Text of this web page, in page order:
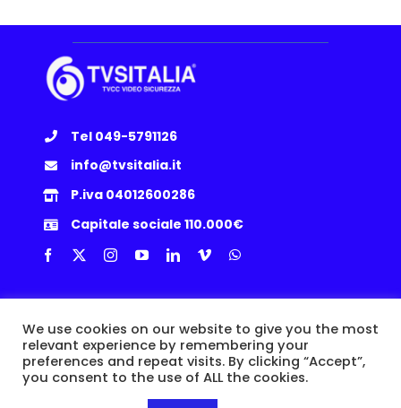
Tel 049-5791126
info@tvsitalia.it
P.iva 04012600286
Capitale sociale 110.000€
Privacy Policy|Cookie |Termini e Condizioni |Politica Resi
We use cookies on our website to give you the most
relevant experience by remembering your
preferences and repeat visits. By clicking “Accept”,
you consent to the use of ALL the cookies.